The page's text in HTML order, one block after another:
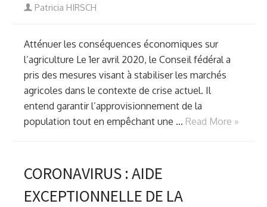
Author
Patricia HIRSCH
Atténuer les conséquences économiques sur
l’agriculture Le 1er avril 2020, le Conseil fédéral a
pris des mesures visant à stabiliser les marchés
agricoles dans le contexte de crise actuel. Il
entend garantir l’approvisionnement de la
population tout en empêchant une … Read More »
CORONAVIRUS : AIDE
EXCEPTIONNELLE DE LA